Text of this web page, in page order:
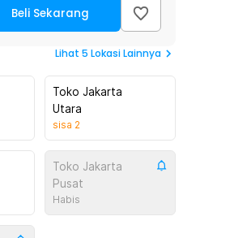
Beli Sekarang
Lihat 5 Lokasi Lainnya
Toko Jakarta
Utara
sisa 2
Toko Jakarta
Pusat
Habis